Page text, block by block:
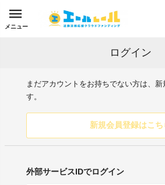
メニュー
ログイン
まだアカウントをお持ちでない方は、
す。
新規会員登録はこち
外部サービスIDでログイン